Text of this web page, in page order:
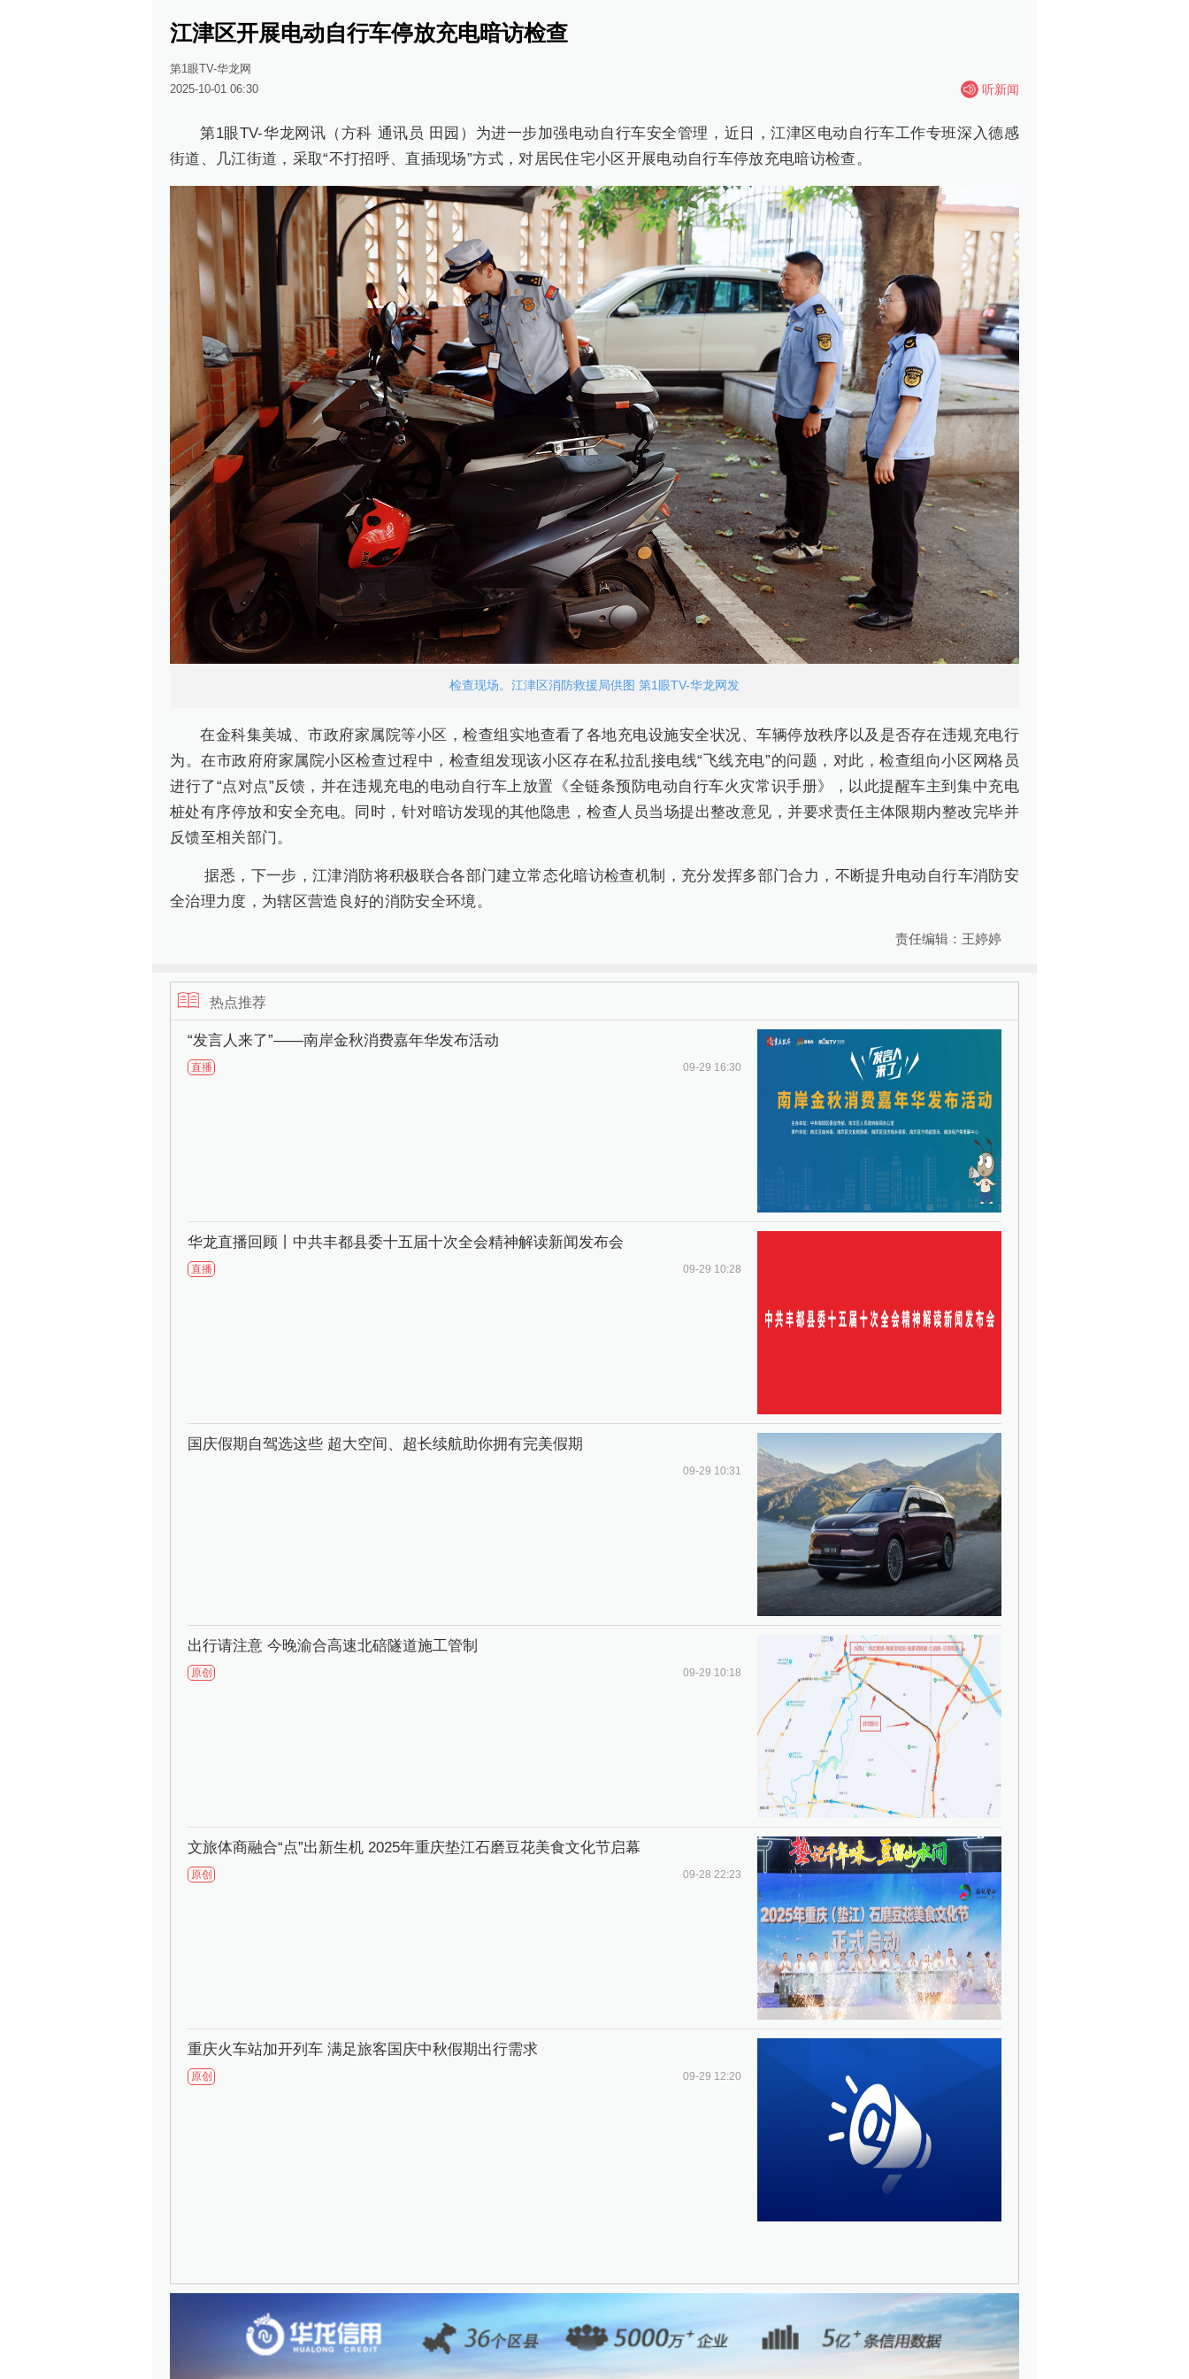
江津区开展电动自行车停放充电暗访检查
第1眼TV-华龙网
2025-10-01 06:30
听新闻
第1眼TV-华龙网讯（方科 通讯员 田园）为进一步加强电动自行车安全管理，近日，江津区电动自行车工作专班深入德感
街道、几江街道，采取“不打招呼、直插现场”方式，对居民住宅小区开展电动自行车停放充电暗访检查。
检查现场。江津区消防救援局供图 第1眼TV-华龙网发
在金科集美城、市政府家属院等小区，检查组实地查看了各地充电设施安全状况、车辆停放秩序以及是否存在违规充电行
为。在市政府府家属院小区检查过程中，检查组发现该小区存在私拉乱接电线“飞线充电”的问题，对此，检查组向小区网格员
进行了“点对点”反馈，并在违规充电的电动自行车上放置《全链条预防电动自行车火灾常识手册》，以此提醒车主到集中充电
桩处有序停放和安全充电。同时，针对暗访发现的其他隐患，检查人员当场提出整改意见，并要求责任主体限期内整改完毕并
反馈至相关部门。
据悉，下一步，江津消防将积极联合各部门建立常态化暗访检查机制，充分发挥多部门合力，不断提升电动自行车消防安
全治理力度，为辖区营造良好的消防安全环境。
责任编辑：王婷婷
热点推荐
“发言人来了”——南岸金秋消费嘉年华发布活动
直播 09-29 16:30
华龙直播回顾丨中共丰都县委十五届十次全会精神解读新闻发布会
直播 09-29 10:28
国庆假期自驾选这些 超大空间、超长续航助你拥有完美假期
09-29 10:31
出行请注意 今晚渝合高速北碚隧道施工管制
原创 09-29 10:18
文旅体商融合“点”出新生机 2025年重庆垫江石磨豆花美食文化节启幕
原创 09-28 22:23
重庆火车站加开列车 满足旅客国庆中秋假期出行需求
原创 09-29 12:20